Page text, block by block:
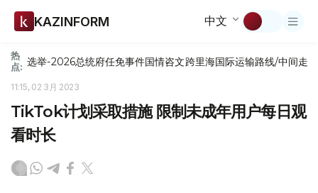
KAZINFORM 中文
热
点: 选举-2026总统府任免事件国情咨文跨里海国际运输路线/中间走廊
11:15, 02 3月 2023
TikTok计划采取措施 限制未成年用户每日观
看时长